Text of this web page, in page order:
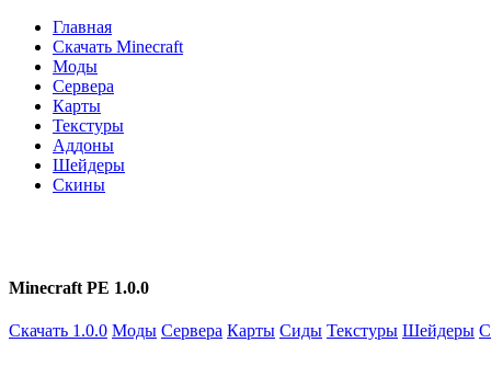
Главная
Скачать Minecraft
Моды
Сервера
Карты
Текстуры
Аддоны
Шейдеры
Скины
Minecraft PE 1.0.0
Скачать 1.0.0 Моды Сервера Карты Сиды Текстуры Шейдеры